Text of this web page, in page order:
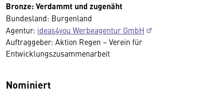
Bronze: Verdammt und zugenäht
Bundesland: Burgenland
Agentur: ideas4you Werbeagentur GmbH
Auftraggeber: Aktion Regen – Verein für
Entwicklungszusammenarbeit
Nominiert